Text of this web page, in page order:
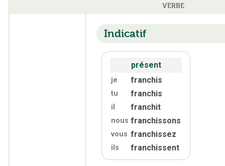
VERBE
Indicatif
présent
je franchis
tu franchis
il franchit
nous franchissons
vous franchissez
ils franchissent